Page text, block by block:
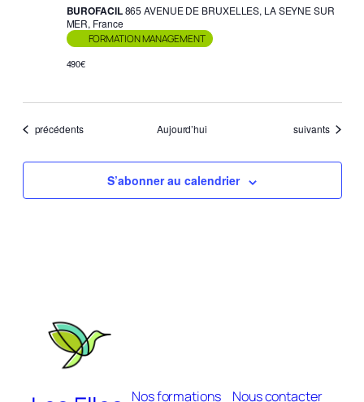
BUROFACIL865 AVENUE DE BRUXELLES, LA SEYNE SUR
MER, France
FORMATION MANAGEMENT
490€
Évènements
précédents Aujourd’hui Évènements
suivants
S’abonner au calendrier
Nos formations Nous contacter